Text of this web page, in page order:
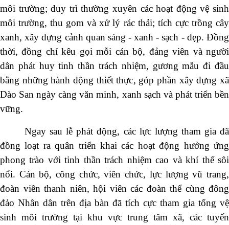
môi trường; duy trì thường xuyên các hoạt động vệ sinh
môi trường, thu gom và xử lý rác thải; tích cực trồng cây
xanh, xây dựng cảnh quan sáng - xanh - sạch - đẹp. Đồng
thời, đồng chí kêu gọi mỗi cán bộ, đảng viên và người
dân phát huy tinh thần trách nhiệm, gương mẫu đi đầu
bằng những hành động thiết thực, góp phần xây dựng xã
Dào San ngày càng văn minh, xanh sạch và phát triển bền
vững.
Ngay sau lễ phát động, các lực lượng tham gia đã
đồng loạt ra quân triển khai các hoạt động hưởng ứng
phong trào với tinh thần trách nhiệm cao và khí thế sôi
nổi. Cán bộ, công chức, viên chức, lực lượng vũ trang,
đoàn viên thanh niên, hội viên các đoàn thể cùng đông
đảo Nhân dân trên địa bàn đã tích cực tham gia tổng vệ
sinh môi trường tại khu vực trung tâm xã, các tuyến